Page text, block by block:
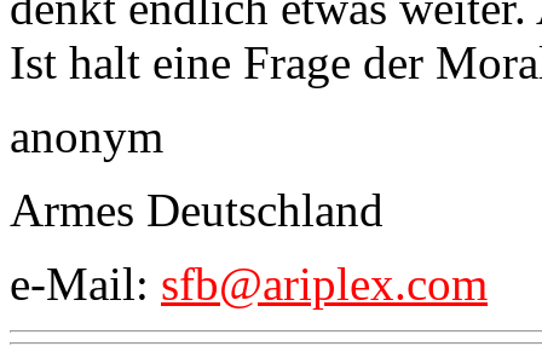
Ist halt eine Frage der
anonym
Armes Deutschland
e-Mail: sfb@ariplex.com